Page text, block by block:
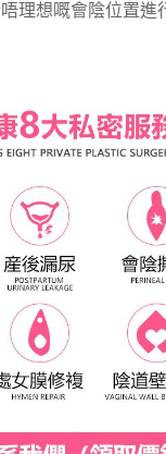
理想嘅會陰位置進